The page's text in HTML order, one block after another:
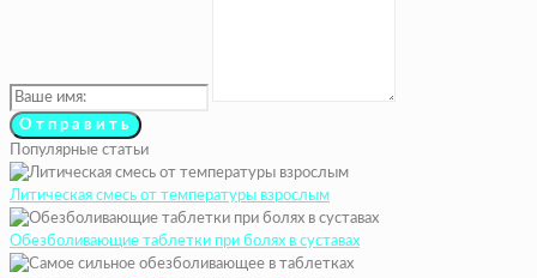
Популярные статьи
Литическая смесь от температуры взрослым
Обезболивающие таблетки при болях в суставах